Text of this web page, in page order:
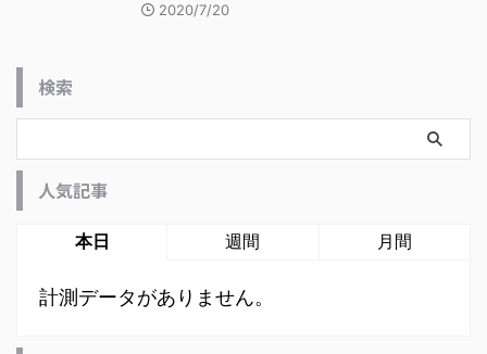
2020/7/20
検索
人気記事
本日 週間 月間
計測データがありません。